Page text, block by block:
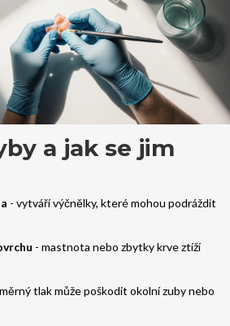
a jak se jim
- vytváří výčnělky, které mohou podráždit
- mastnota nebo zbytky krve ztíží
tlak může poškodit okolní zuby nebo